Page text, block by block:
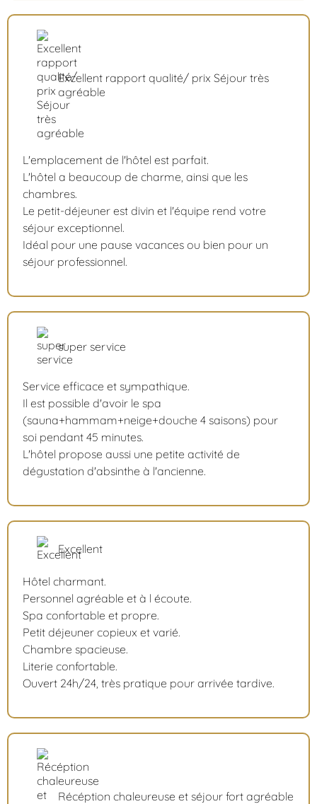
Excellent rapport qualité/ prix Séjour très
agréable
L'emplacement de l'hôtel est parfait.
L'hôtel a beaucoup de charme, ainsi que les
chambres.
Le petit-déjeuner est divin et l'équipe rend votre
séjour exceptionnel.
Idéal pour une pause vacances ou bien pour un
séjour professionnel.
super service
Service efficace et sympathique.
Il est possible d'avoir le spa
(sauna+hammam+neige+douche 4 saisons) pour
soi pendant 45 minutes.
L'hôtel propose aussi une petite activité de
dégustation d'absinthe à l'ancienne.
Excellent
Hôtel charmant.
Personnel agréable et à l écoute.
Spa confortable et propre.
Petit déjeuner copieux et varié.
Chambre spacieuse.
Literie confortable.
Ouvert 24h/24, très pratique pour arrivée tardive.
Récéption chaleureuse et séjour fort agréable